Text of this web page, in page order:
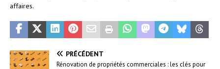
affaires.
PRÉCÉDENT
Rénovation de propriétés commerciales : les clés pour